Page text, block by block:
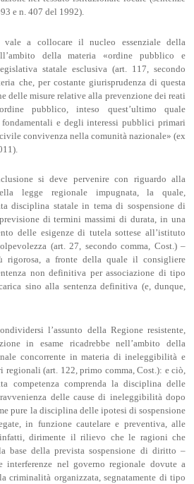
e n. 407 del 1992).
vale a collocare il nucleo essenziale della
della materia «ordine pubblico e
statale esclusiva (art. 117, secondo
che, per costante giurisprudenza di questa
delle misure relative alla prevenzione dei reati
pubblico, inteso quest’ultimo quale
e degli interessi pubblici primari
convivenza nella comunità nazionale» (ex
si deve pervenire con riguardo alla
legge regionale impugnata, la quale,
disciplina statale in tema di sospensione di
di termini massimi di durata, in una
delle esigenze di tutela sottese all’istituto
(art. 27, secondo comma, Cost.) –
rigorosa, a fronte della quale il consigliere
non definitiva per associazione di tipo
sino alla sentenza definitiva (e, dunque,
l’assunto della Regione resistente,
in esame ricadrebbe nell’ambito della
concorrente in materia di ineleggibilità e
(art. 122, primo comma, Cost.): e ciò,
competenza comprenda la disciplina delle
delle cause di ineleggibilità dopo
pure la disciplina delle ipotesi di sospensione
in funzione cautelare e preventiva, alle
infatti, dirimente il rilievo che le ragioni che
base della prevista sospensione di diritto –
interferenze nel governo regionale dovute a
criminalità organizzata, segnatamente di tipo